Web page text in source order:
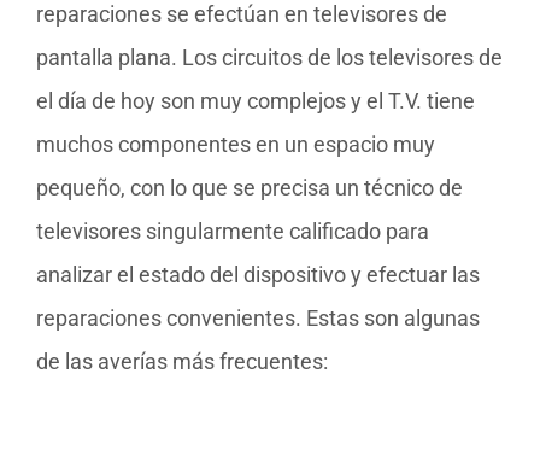
reparaciones se efectúan en televisores de
pantalla plana. Los circuitos de los televisores de
el día de hoy son muy complejos y el T.V. tiene
muchos componentes en un espacio muy
pequeño, con lo que se precisa un técnico de
televisores singularmente calificado para
analizar el estado del dispositivo y efectuar las
reparaciones convenientes. Estas son algunas
de las averías más frecuentes: